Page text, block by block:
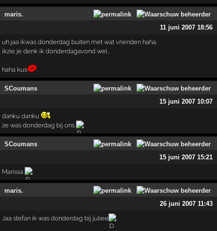
maris.
11 juni 2007 18:56
uh jaa ikwas donderdag buiten met wat vrienden haha,
ikzie je denk ik donderdagavond wel ,
haha kus .
SCoumans
15 juni 2007 10:07
danku danku
ze was donderdag bij ons
SCoumans
15 juni 2007 15:21
Marissa
maris.
26 juni 2007 11:43
Jaa stefan ik was donderdag bij juliee